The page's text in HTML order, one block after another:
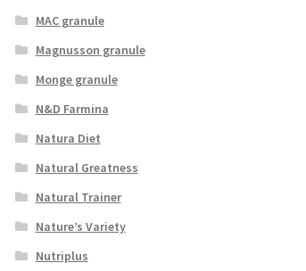
MAC granule
Magnusson granule
Monge granule
N&D Farmina
Natura Diet
Natural Greatness
Natural Trainer
Nature’s Variety
Nutriplus